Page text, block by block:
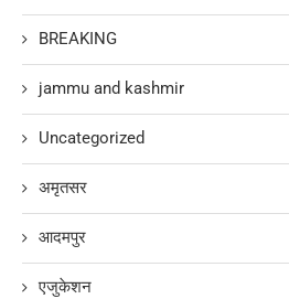
BREAKING
jammu and kashmir
Uncategorized
अमृतसर
आदमपुर
एजुकेशन